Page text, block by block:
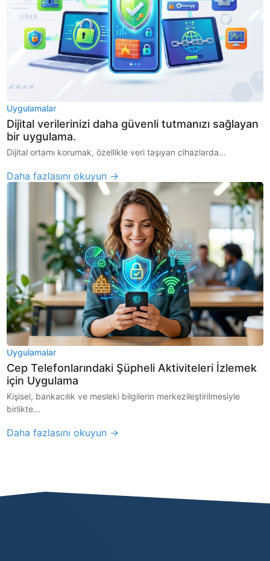
Uygulamalar
Dijital verilerinizi daha güvenli tutmanızı sağlayan
bir uygulama.
Dijital ortamı korumak, özellikle veri taşıyan cihazlarda...
Daha fazlasını okuyun →
Uygulamalar
Cep Telefonlarındaki Şüpheli Aktiviteleri İzlemek
için Uygulama
Kişisel, bankacılık ve mesleki bilgilerin merkezileştirilmesiyle
birlikte...
Daha fazlasını okuyun →